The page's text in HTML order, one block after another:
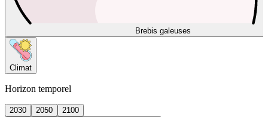
Brebis galeuses
Climat
Horizon temporel
2030 2050
2100